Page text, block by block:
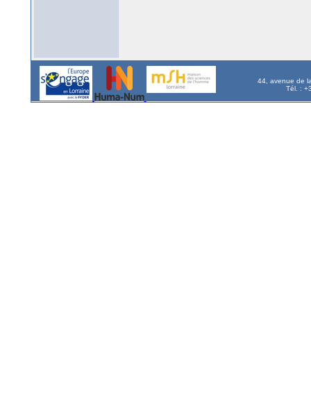
44, avenue de
Tél. :